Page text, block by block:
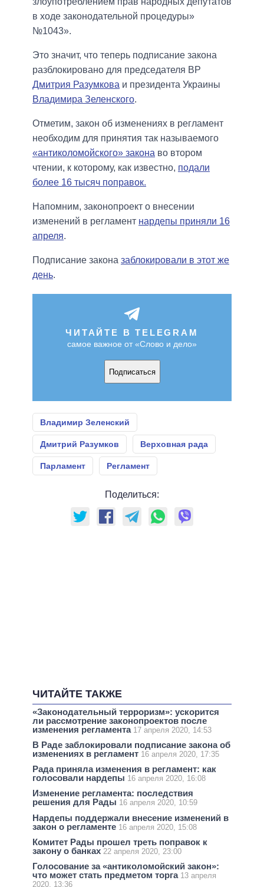
в ходе законодательной процедуры»
№1043».
Это значит, что теперь подписание закона
разблокировано для председателя ВР
Дмитрия Разумкова и президента Украины
Владимира Зеленского.
Отметим, закон об изменениях в регламент
необходим для принятия так называемого
«антиколомойского» закона во втором
чтении, к которому, как известно, подали
более 16 тысяч поправок.
Напомним, законопроект о внесении
изменений в регламент нардепы приняли 16
апреля.
Подписание закона заблокировали в этот же
день.
ЧИТАЙТЕ В TELEGRAM
самое важное от «Слово и дело»
Подписаться
Владимир Зеленский
Дмитрий Разумков Верховная рада
Парламент Регламент
Поделиться:
ЧИТАЙТЕ ТАКЖЕ
«Законодательный терроризм»: ускорится
ли рассмотрение законопроектов после
изменения регламента 17 апреля 2020, 14:53
В Раде заблокировали подписание закона об
изменениях в регламент 16 апреля 2020, 17:35
Рада приняла изменения в регламент: как
голосовали нардепы 16 апреля 2020, 16:08
Изменение регламента: последствия
решения для Рады 16 апреля 2020, 10:59
Нардепы поддержали внесение изменений в
закон о регламенте 16 апреля 2020, 15:08
Комитет Рады прошел треть поправок к
закону о банках 22 апреля 2020, 23:00
Голосование за «антиколомойский закон»:
что может стать предметом торга 13 апреля
2020, 13:36